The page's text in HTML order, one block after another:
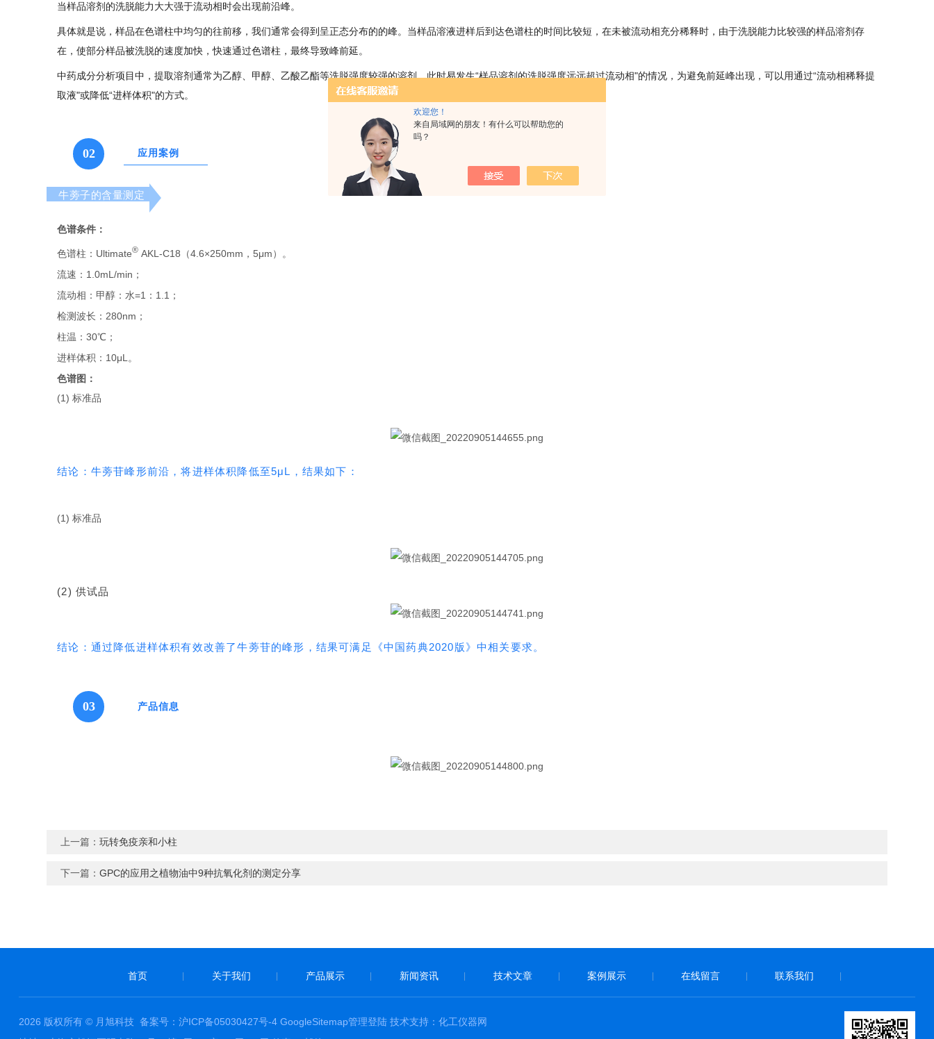
欢迎您！
来自局域网的朋友！有什么可以帮助您的
吗？
当样品溶剂的洗脱能力大大强于流动相时会出现前沿峰。
具体就是说，样品在色谱柱中均匀的往前移，我们通常会得到呈正态分布的的峰。当样品溶液进样后到达色谱柱的时间比较短，在未被流动相充分稀释时，由于洗脱能力比较强的样品溶剂存
在，使部分样品被洗脱的速度加快，快速通过色谱柱，最终导致峰前延。
中药成分分析项目中，提取溶剂通常为乙醇、甲醇、乙酸乙酯等洗脱强度较强的溶剂，此时易发生“样品溶剂的洗脱强度远远超过流动相"的情况，为避免前延峰出现，可以用通过“流动相稀释提
取液"或降低“进样体积"的方式。
02 应用案例
牛蒡子的含量测定
色谱条件：
色谱柱：Ultimate® AKL-C18（4.6×250mm，5μm）。
流速：1.0mL/min；
流动相：甲醇：水=1：1.1；
检测波长：280nm；
柱温：30℃；
进样体积：10μL。
色谱图：
(1) 标准品
结论：牛蒡苷峰形前沿，将进样体积降低至5μL，结果如下：
(1) 标准品
(2) 供试品
结论：通过降低进样体积有效改善了牛蒡苷的峰形，结果可满足《中国药典2020版》中相关要求。
03 产品信息
上一篇：玩转免疫亲和小柱
下一篇：GPC的应用之植物油中9种抗氧化剂的测定分享
首页 | 关于我们 | 产品展示 | 新闻资讯 | 技术文章 | 案例展示 | 在线留言 | 联系我们 |
2026 版权所有 © 月旭科技 备案号：沪ICP备05030427号-4 GoogleSitemap管理登陆技术支持： 化工仪器网